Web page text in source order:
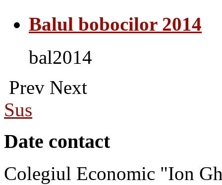
Balul bobocilor 2014
bal2014
Prev Next
Sus
Date contact
Colegiul Economic "Ion